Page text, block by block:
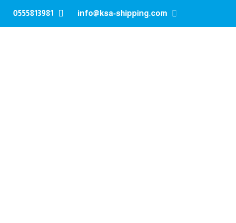
info@ksa-shipping.com
0555813981